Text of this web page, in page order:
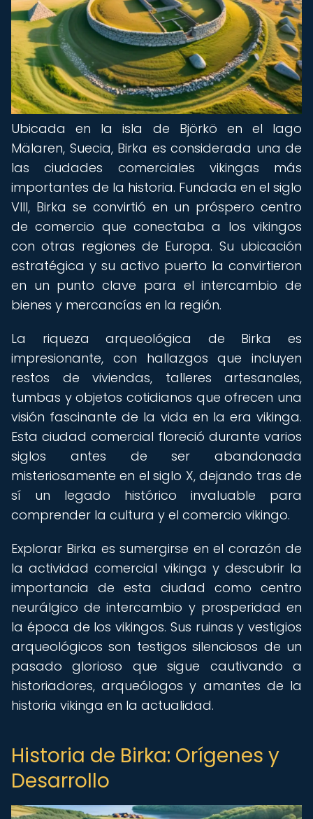
Ubicada en la isla de Björkö en el lago
Mälaren, Suecia, Birka es considerada una de
las ciudades comerciales vikingas más
importantes de la historia. Fundada en el siglo
VIII, Birka se convirtió en un próspero centro
de comercio que conectaba a los vikingos
con otras regiones de Europa. Su ubicación
estratégica y su activo puerto la convirtieron
en un punto clave para el intercambio de
bienes y mercancías en la región.
La riqueza arqueológica de Birka es
impresionante, con hallazgos que incluyen
restos de viviendas, talleres artesanales,
tumbas y objetos cotidianos que ofrecen una
visión fascinante de la vida en la era vikinga.
Esta ciudad comercial floreció durante varios
siglos antes de ser abandonada
misteriosamente en el siglo X, dejando tras de
sí un legado histórico invaluable para
comprender la cultura y el comercio vikingo.
Explorar Birka es sumergirse en el corazón de
la actividad comercial vikinga y descubrir la
importancia de esta ciudad como centro
neurálgico de intercambio y prosperidad en
la época de los vikingos. Sus ruinas y vestigios
arqueológicos son testigos silenciosos de un
pasado glorioso que sigue cautivando a
historiadores, arqueólogos y amantes de la
historia vikinga en la actualidad.
Historia de Birka: Orígenes y
Desarrollo